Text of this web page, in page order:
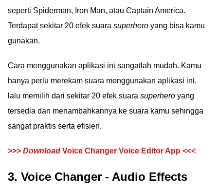
seperti Spiderman, Iron Man, atau Captain America.
Terdapat sekitar 20 efek suara superhero yang bisa kamu
gunakan.
Cara menggunakan aplikasi ini sangatlah mudah. Kamu
hanya perlu merekam suara menggunakan aplikasi ini,
lalu memilih dari sekitar 20 efek suara superhero yang
tersedia dan menambahkannya ke suara kamu sehingga
sangat praktis serta efisien.
>>> Download Voice Changer Voice Editor App <<<
3. Voice Changer - Audio Effects